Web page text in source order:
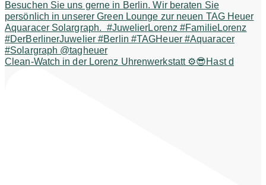
Clean-Watch in der Lorenz Uhrenwerkstatt ⚙️😎Hast d